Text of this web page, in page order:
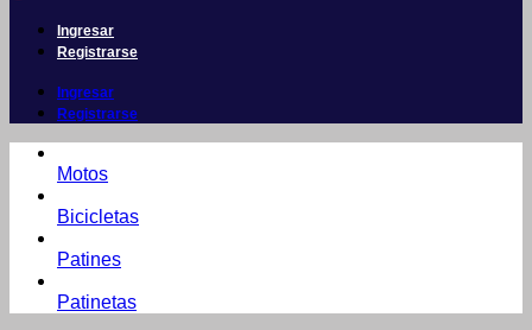
Ingresar
Registrarse
Ingresar
Registrarse
Motos
Bicicletas
Patines
Patinetas